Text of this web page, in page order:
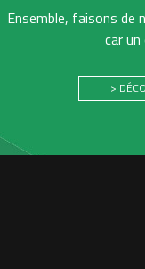
Ensemble, faisons de
car
>